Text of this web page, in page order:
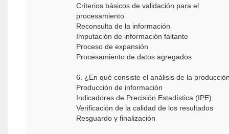
Criterios básicos de validación para el
procesamiento
Reconsulta de la información
Imputación de información faltante
Proceso de expansión
Procesamiento de datos agregados
6. ¿En qué consiste el análisis de la
Producción de información
Indicadores de Precisión Estadística (IPE)
Verificación de la calidad de los resultados
Resguardo y finalización